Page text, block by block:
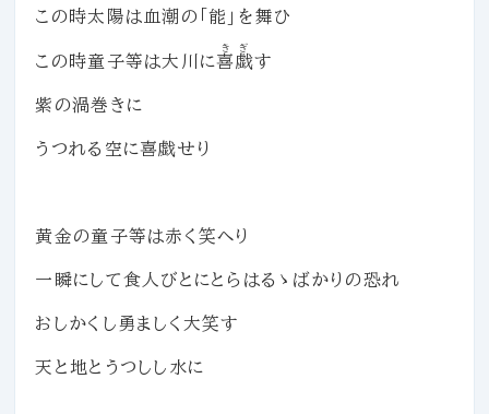
この時太陽は血潮の「能」を舞ひ
この時童子等は大川に喜戯
きぎ
す
紫の渦巻きに
うつれる空に喜戯せり
黄金の童子等は赤く笑へり
一瞬にして食人びとにとらはるゝばかりの恐れ
おしかくし勇ましく大笑す
天と地とうつしし水に